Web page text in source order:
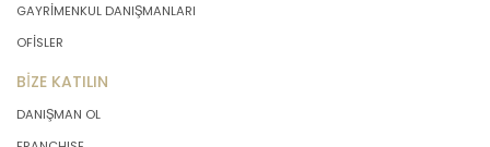
GAYRİMENKUL DANIŞMANLARI
OFİSLER
BİZE KATILIN
DANIŞMAN OL